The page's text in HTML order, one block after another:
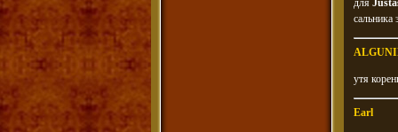
для
сальника
утя
Earl